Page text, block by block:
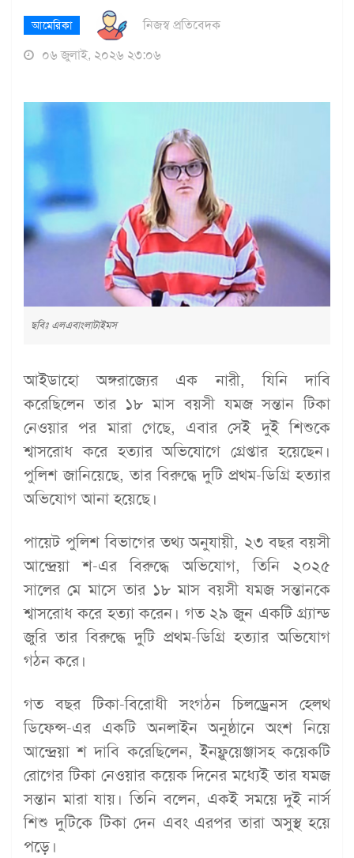
আমেরিকা
নিজস্ব প্রতিবেদক
০৬ জুলাই, ২০২৬ ২৩:০৬
ছবিঃ এলএবাংলাটাইমস
আইডাহো অঙ্গরাজ্যের এক নারী, যিনি দাবি
করেছিলেন তার ১৮ মাস বয়সী যমজ সন্তান টিকা
নেওয়ার পর মারা গেছে, এবার সেই দুই শিশুকে
শ্বাসরোধ করে হত্যার অভিযোগে গ্রেপ্তার হয়েছেন।
পুলিশ জানিয়েছে, তার বিরুদ্ধে দুটি প্রথম-ডিগ্রি হত্যার
অভিযোগ আনা হয়েছে।
পায়েট পুলিশ বিভাগের তথ্য অনুযায়ী, ২৩ বছর বয়সী
আন্দ্রেয়া শ-এর বিরুদ্ধে অভিযোগ, তিনি ২০২৫
সালের মে মাসে তার ১৮ মাস বয়সী যমজ সন্তানকে
শ্বাসরোধ করে হত্যা করেন। গত ২৯ জুন একটি গ্র্যান্ড
জুরি তার বিরুদ্ধে দুটি প্রথম-ডিগ্রি হত্যার অভিযোগ
গঠন করে।
গত বছর টিকা-বিরোধী সংগঠন চিলড্রেনস হেলথ
ডিফেন্স-এর একটি অনলাইন অনুষ্ঠানে অংশ নিয়ে
আন্দ্রেয়া শ দাবি করেছিলেন, ইনফ্লুয়েঞ্জাসহ কয়েকটি
রোগের টিকা নেওয়ার কয়েক দিনের মধ্যেই তার যমজ
সন্তান মারা যায়। তিনি বলেন, একই সময়ে দুই নার্স
শিশু দুটিকে টিকা দেন এবং এরপর তারা অসুস্থ হয়ে
পড়ে।